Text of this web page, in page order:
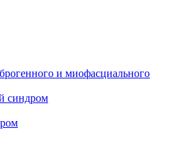
и миофасциального
синдром